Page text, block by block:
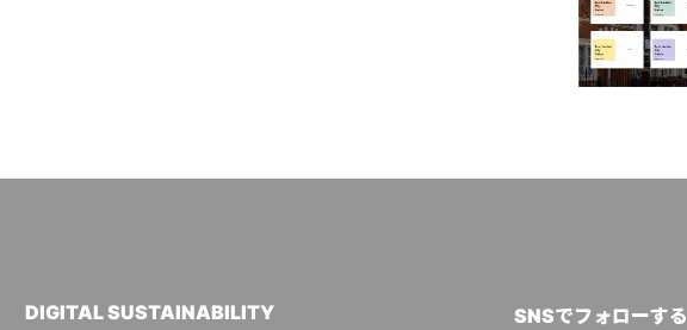
DIGITAL SUSTAINABILITY SNSでフォローする